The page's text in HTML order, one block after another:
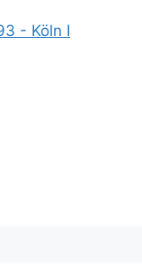
- Köln I